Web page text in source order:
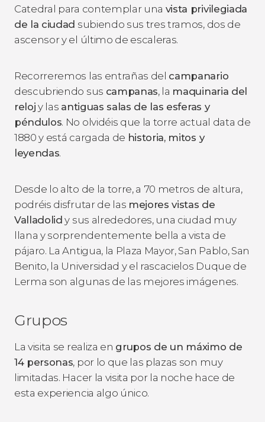
Catedral para contemplar una vista privilegiada
de la ciudad subiendo sus tres tramos, dos de
ascensor y el último de escaleras.
Recorreremos las entrañas del campanario
descubriendo sus campanas, la maquinaria del
reloj y las antiguas salas de las esferas y
péndulos. No olvidéis que la torre actual data de
1880 y está cargada de historia, mitos y
leyendas.
Desde lo alto de la torre, a 70 metros de altura,
podréis disfrutar de las mejores vistas de
Valladolid y sus alrededores, una ciudad muy
llana y sorprendentemente bella a vista de
pájaro. La Antigua, la Plaza Mayor, San Pablo, San
Benito, la Universidad y el rascacielos Duque de
Lerma son algunas de las mejores imágenes.
Grupos
La visita se realiza en grupos de un máximo de
14 personas, por lo que las plazas son muy
limitadas. Hacer la visita por la noche hace de
esta experiencia algo único.